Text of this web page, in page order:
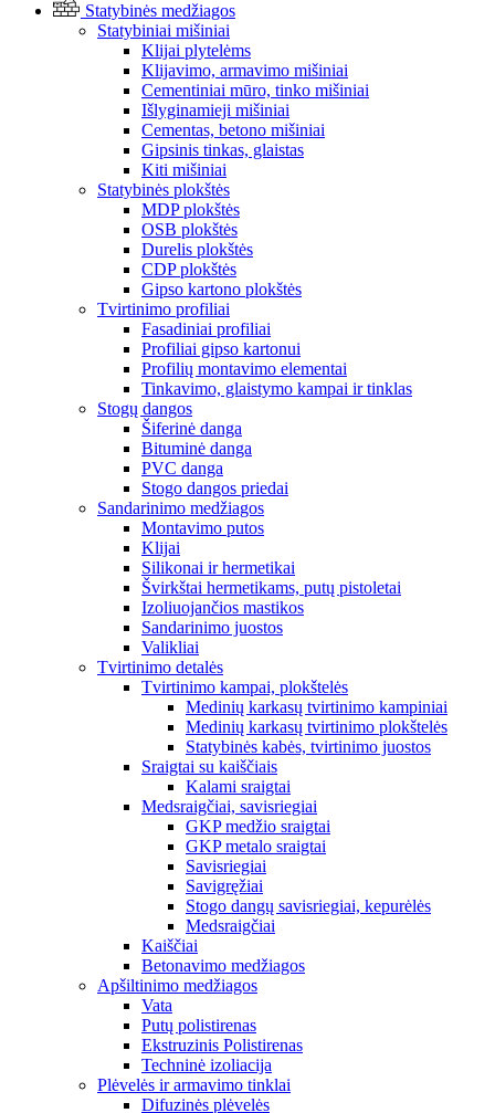
Statybinės medžiagos
Statybiniai mišiniai
Klijai plytelėms
Klijavimo, armavimo mišiniai
Cementiniai mūro, tinko mišiniai
Išlyginamieji mišiniai
Cementas, betono mišiniai
Gipsinis tinkas, glaistas
Kiti mišiniai
Statybinės plokštės
MDP plokštės
OSB plokštės
Durelis plokštės
CDP plokštės
Gipso kartono plokštės
Tvirtinimo profiliai
Fasadiniai profiliai
Profiliai gipso kartonui
Profilių montavimo elementai
Tinkavimo, glaistymo kampai ir tinklas
Stogų dangos
Šiferinė danga
Bituminė danga
PVC danga
Stogo dangos priedai
Sandarinimo medžiagos
Montavimo putos
Klijai
Silikonai ir hermetikai
Švirkštai hermetikams, putų pistoletai
Izoliuojančios mastikos
Sandarinimo juostos
Valikliai
Tvirtinimo detalės
Tvirtinimo kampai, plokštelės
Medinių karkasų tvirtinimo kampiniai
Medinių karkasų tvirtinimo plokštelės
Statybinės kabės, tvirtinimo juostos
Sraigtai su kaiščiais
Kalami sraigtai
Medsraigčiai, savisriegiai
GKP medžio sraigtai
GKP metalo sraigtai
Savisriegiai
Savigręžiai
Stogo dangų savisriegiai, kepurėlės
Medsraigčiai
Kaiščiai
Betonavimo medžiagos
Apšiltinimo medžiagos
Vata
Putų polistirenas
Ekstruzinis Polistirenas
Techninė izoliacija
Plėvelės ir armavimo tinklai
Difuzinės plėvelės